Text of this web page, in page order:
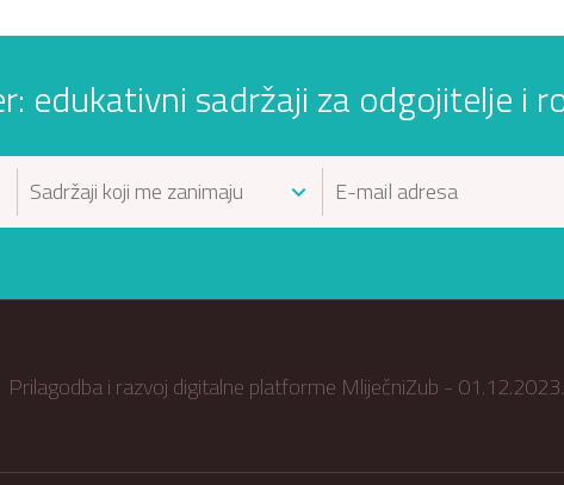
edukativni sadržaji za odgojitelje i
Prilagodba i razvoj digitalne platforme MliječniZub -